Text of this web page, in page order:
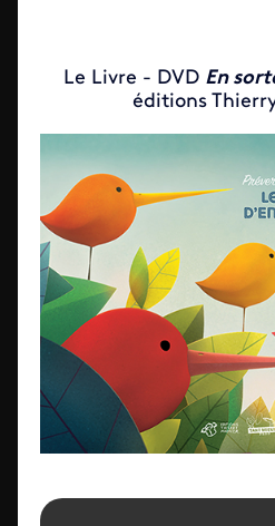
Le Livre - DVD En
éditions